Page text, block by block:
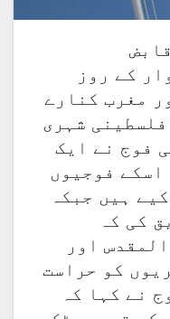
کے روز
مغرب کنارے
سے دو لڑکیوں سمیت 19 فلسطینی شہری
فوج نے ایک
اسکے فوجیوں
کیے ہیں جبکہ
کی کہ
اور
کنارے سے 19 شہریوں کو حراست
نے کہا کہ